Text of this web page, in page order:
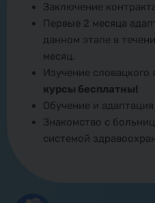
Заключение
Первые 2 месяца
данном этапе в
месяц.
Изучение словацкого
курсы бесплатны!
Обучение и
Знакомство с
системой